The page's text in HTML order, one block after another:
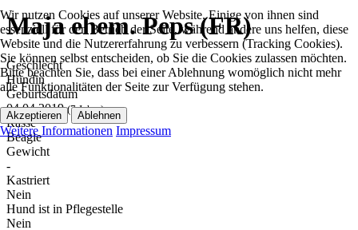
Maja ehem. Peps (FR)
Geschlecht
Hündin
Geburtsdatum
04.04.2019(7 Jahre)
Rasse
Beagle
Gewicht
-
Kastriert
Nein
Hund ist in Pflegestelle
Nein
Wir nutzen Cookies auf unserer Website. Einige von ihnen sind
essenziell für den Betrieb der Seite, während andere uns helfen, diese
Website und die Nutzererfahrung zu verbessern (Tracking Cookies).
Sie können selbst entscheiden, ob Sie die Cookies zulassen möchten.
Bitte beachten Sie, dass bei einer Ablehnung womöglich nicht mehr
alle Funktionalitäten der Seite zur Verfügung stehen.
Akzeptieren Ablehnen
Weitere Informationen Impressum